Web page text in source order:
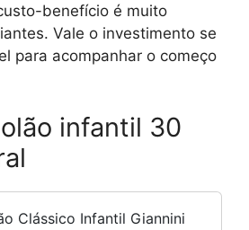
benefício é muito
Vale o investimento se
para acompanhar o começo
infantil 30
Clássico Infantil Giannini